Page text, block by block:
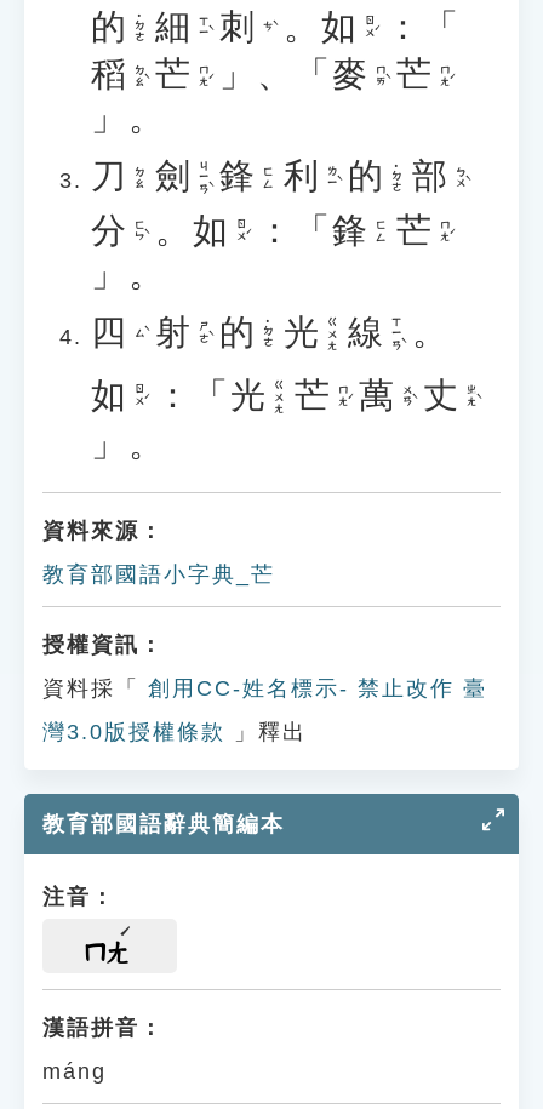
的 ˙ㄉㄜ 細 ㄒㄧˋ 刺 ㄘˋ 。 如 ㄖㄨˊ
：「
稻 ㄉㄠˋ 芒 ㄇㄤˊ 」、「 麥 ㄇㄞˋ 芒 ㄇㄤˊ
」。
刀 ㄉㄠ 劍 ㄐㄧㄢˋ 鋒 ㄈㄥ 利 ㄌㄧˋ 的 ˙ㄉㄜ 部 ㄅㄨˋ
分 ㄈㄣˋ 。 如 ㄖㄨˊ ：「 鋒 ㄈㄥ 芒 ㄇㄤˊ
」。
四
ㄙˋ 射 ㄕㄜˋ 的 ˙ㄉㄜ 光 ㄍㄨㄤ 線 ㄒㄧㄢˋ 。
如 ㄖㄨˊ ：「 光 ㄍㄨㄤ 芒 ㄇㄤˊ 萬 ㄨㄢˋ 丈 ㄓㄤˋ
」。
資料來源：
教育部國語小字典_芒
授權資訊：
資料採「
創用CC-姓名標示- 禁止改作 臺
灣3.0版授權條款
」釋出
教育部國語辭典簡編本
注音：
ㄇㄤ
漢語拼音：
máng